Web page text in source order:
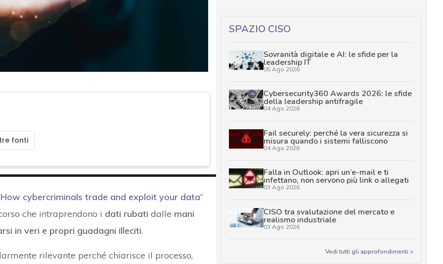
fonti
How cybercriminals trade and exploit your data”
che intraprendono i dati rubati dalle mani
in veri e propri guadagni illeciti.
rilevante perché chiarisce il processo,
SPAZIO CISO
Sovranità digitale e AI: le sfide per la
leadership IT
05 Ago 2026
Cybersecurity360 Awards 2026: le sfide
della leadership antifragile
04 Ago 2026
Fail securely: perché la vera sicurezza si
misura quando i sistemi falliscono
04 Ago 2026
Falla in Outlook: apri un’e-mail e ti
infettano, non servono più link o allegati
03 Ago 2026
CISO tra svalutazione del mercato e
realismo industriale
03 Ago 2026
Vedi tutti gli approfondimenti >